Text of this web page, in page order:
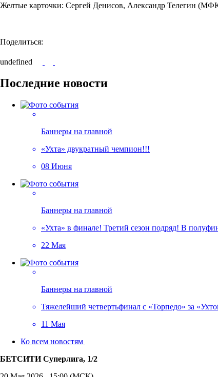
Желтые карточки: Сергей Денисов, Александр Телегин
Поделиться:
undefined
Последние новости
Баннеры на главной
«Ухта» двукратный чемпион!!!
08 Июня
Баннеры на главной
«Ухта» в финале! Третий сезон подряд! В
22 Мая
Баннеры на главной
Тяжелейший четвертьфинал с «Торпедо» за
11 Мая
Ко всем новостям
БЕТСИТИ Суперлига, 1/2